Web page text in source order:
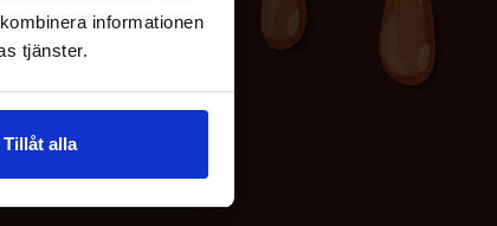
informationen
tjänster.
Tillåt alla